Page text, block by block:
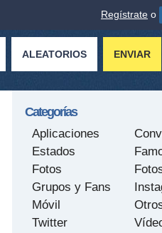
Regístrate o
ALEATORIOS ENVIAR
Categorías
Aplicaciones
Estados
Fotos
Grupos y Fans
Móvil
Twitter